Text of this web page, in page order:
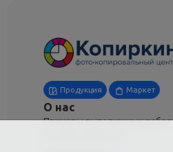
Продукция Маркет
О нас
Примеры выполненных работ